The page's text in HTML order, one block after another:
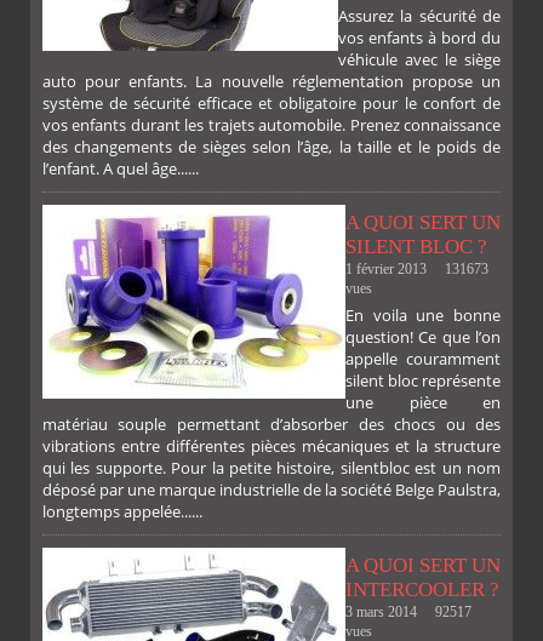
FACEBOOKTWITTERGOOGLEPINTEREST
PLUS
Assurez la sécurité de
vos enfants à bord du
véhicule avec le siège
auto pour enfants. La nouvelle réglementation propose un
système de sécurité efficace et obligatoire pour le confort de
vos enfants durant les trajets automobile. Prenez connaissance
des changements de sièges selon l’âge, la taille et le poids de
l’enfant. A quel âge......
A QUOI SERT UN
SILENT BLOC ?
1 février 2013
131673
vues
En voila une bonne
question! Ce que l’on
appelle couramment
silent bloc représente
une pièce en
matériau souple permettant d’absorber des chocs ou des
vibrations entre différentes pièces mécaniques et la structure
qui les supporte. Pour la petite histoire, silentbloc est un nom
déposé par une marque industrielle de la société Belge Paulstra,
longtemps appelée......
A QUOI SERT UN
INTERCOOLER ?
3 mars 2014
92517
vues